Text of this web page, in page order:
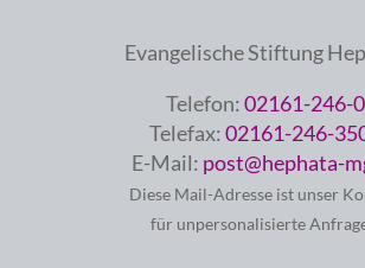
Evangelische Stiftung
Telefon:02161-246-0
Telefax:02161-246-
E-Mail: post@hephata-
Diese Mail-Adresse ist unser
für unpersonalisierte